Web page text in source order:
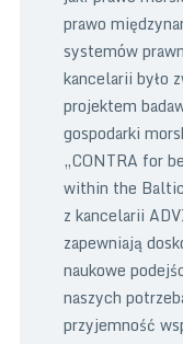
prawo
systemów
kancelarii było
projektem
gospodarki
„CONTRA for
within the
z kancelarii
zapewniają
naukowe
naszych
przyjemność